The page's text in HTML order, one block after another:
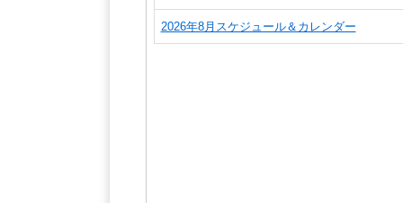
2026年8月スケジュール＆カレンダー